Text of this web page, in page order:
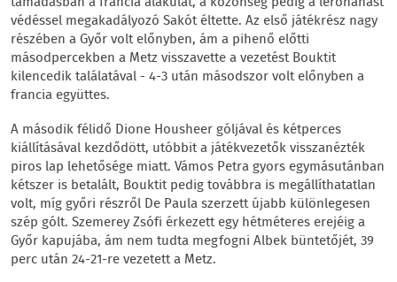
védéssel megakadályozó Sakót éltette. Az első játékrész nagy
részében a Győr volt előnyben, ám a pihenő előtti
másodpercekben a Metz visszavette a vezetést Bouktit
kilencedik találatával - 4-3 után másodszor volt előnyben a
francia együttes.
A második félidő Dione Housheer góljával és kétperces
kiállításával kezdődött, utóbbit a játékvezetők visszanézték
piros lap lehetősége miatt. Vámos Petra gyors egymásutánban
kétszer is betalált, Bouktit pedig továbbra is megállíthatatlan
volt, míg győri részről De Paula szerzett újabb különlegesen
szép gólt. Szemerey Zsófi érkezett egy hétméteres erejéig a
Győr kapujába, ám nem tudta megfogni Albek büntetőjét, 39
perc után 24-21-re vezetett a Metz.